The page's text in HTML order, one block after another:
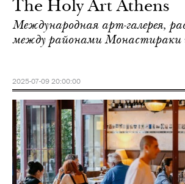
The Holy Art Athens
Международная арт-галерея,
между районами Монастираки
2025-07-09 20:00:00